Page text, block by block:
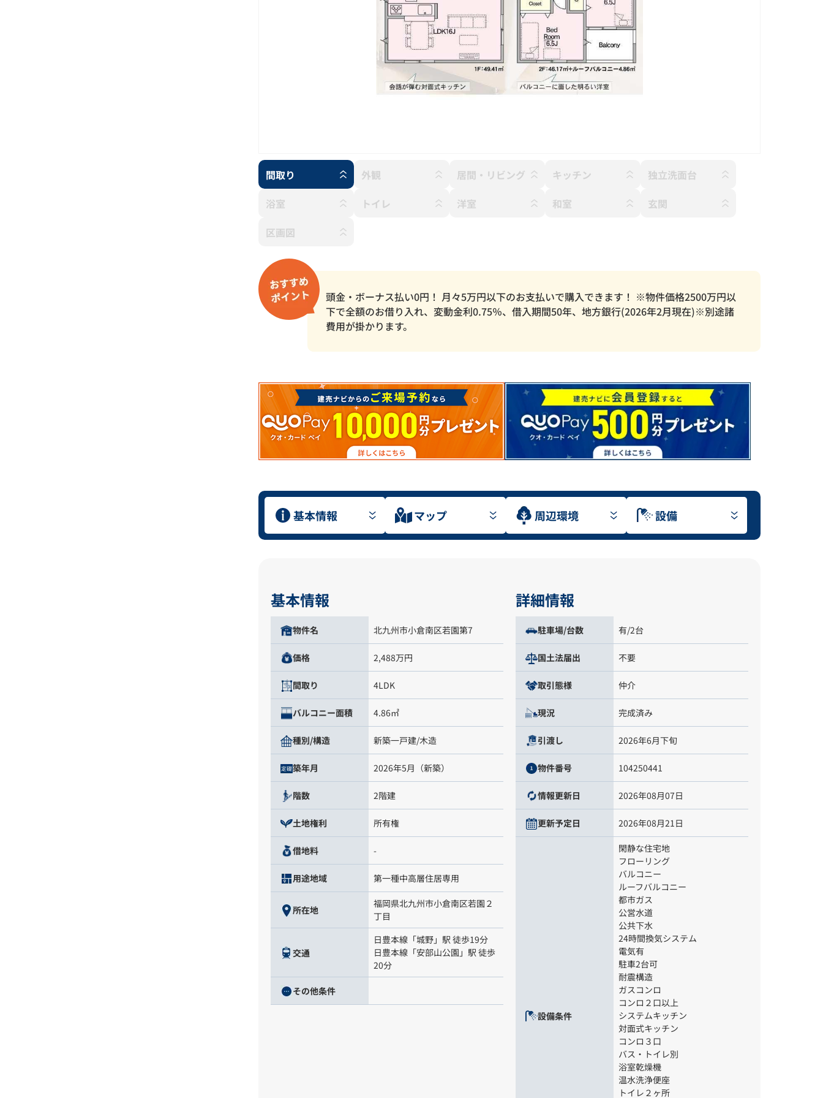
間取り 外観 居間・リビング キッチン
独立洗面台
浴室
トイレ 洋室 和室
玄関
区画図
頭金・ボーナス払い0円！ 月々5万円以下のお支払いで購入できます！ ※物件価格2500万円以
下で全額のお借り入れ、変動金利0.75％、借入期間50年、地方銀行(2026年2月現在)※別途諸
費用が掛かります。
基本情報 マップ 周辺環境 設備
基本情報
物件名 北九州市小倉南区若園第7
価格 2,488万円
間取り 4LDK
バルコニー面積 4.86㎡
種別/構造 新築一戸建/木造
築年月 2026年5月（新築）
階数 2階建
土地権利 所有権
借地料 -
用途地域 第一種中高層住居専用
所在地
福岡県北九州市小倉南区若園 ２
丁目
交通
日豊本線 「城野」駅 徒歩19分
日豊本線 「安部山公園 」駅 徒歩
20分
その他条件
詳細情報
駐車場/台数 有/2台
国土法届出 不要
取引態様 仲介
現況 完成済み
引渡し 2026年6月下旬
物件番号 104250441
情報更新日 2026年08月07日
更新予定日 2026年08月21日
設備条件
閑静な住宅地
フローリング
バルコニー
ルーフバルコニー
都市ガス
公営水道
公共下水
24時間換気システム
電気有
駐車2台可
耐震構造
ガスコンロ
コンロ２口以上
システムキッチン
対面式キッチン
コンロ３口
バス・トイレ別
浴室乾燥機
温水洗浄便座
トイレ２ヶ所